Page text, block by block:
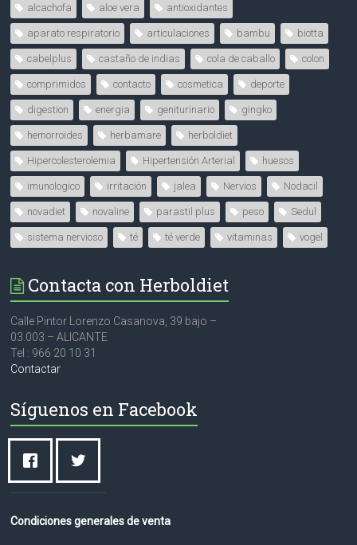
alcachofa aloe vera antioxidantes
aparato respiratorio articulaciones bambu biotta
cabelplus castaño de indias cola de caballo colon
comprimidos contacto cosmetica deporte
digestion energia geniturinario gingko
hemorroides herbamare herboldiet
Hipercolesterolemia Hipertensión Arterial huesos
imunologico irritación jalea Nervios Nodacil
novadiet novaline parastil plus peso Sedul
sistema nervioso té té verde vitaminas vogel
Contacta con Herboldiet
Calle Pintor Lorenzo Casanova, 39 bajo –
03.003 – ALICANTE
Tel : 966 20 10 31
Contactar
Síguenos en Facebook
Condiciones generales de venta